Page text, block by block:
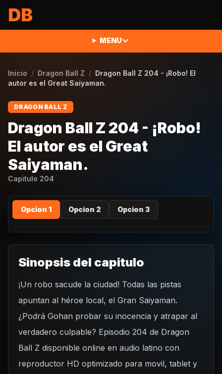
DB
MENU
Inicio / Dragon Ball Z / Dragon Ball Z 204 - ¡Robo! El
autor es el Great Saiyaman.
DRAGON BALL Z
Dragon Ball Z 204 - ¡Robo!
El autor es el Great
Saiyaman.
Capitulo 204
Opcion 1 Opcion 2 Opcion 3
REPRODUCIR CAPITULO
Dragon Ball Z 204 - ¡Robo! El autor es el Great Saiyaman.
CARGAR REPRODUCTOR
Sinopsis del capitulo
¡Un robo sacude la ciudad! Todas las pistas
apuntan al héroe local, el Gran Saiyaman.
¿Podrá Gohan probar su inocencia y atrapar al
verdadero culpable? Episodio 204 de Dragon
Ball Z disponible online en audio latino con
reproductor HD optimizado para movil, tablet y